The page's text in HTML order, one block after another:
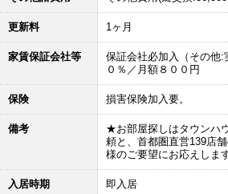
更新料 1ヶ月
家賃保証会社等
保証会社必加入（その他
０％／月額８００円
保険 損害保険加入要。
備考
★お部屋探しはタウンハ
頼と、首都圏直営139店
様のご要望にお応えしま
入居時期 即入居